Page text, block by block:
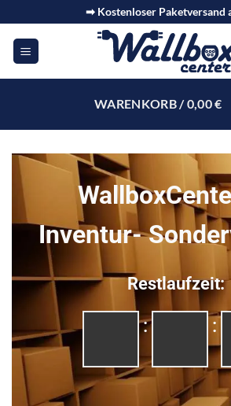
➡ Kostenloser Paketversand
WARENKORB /0,00€
Inventur-
Restlaufzeit:
: :